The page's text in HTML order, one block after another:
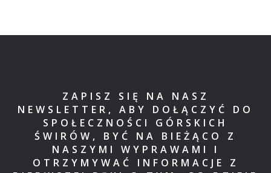
ZAPISZ SIĘ NA NASZ
NEWSLETTER, ABY DOŁĄCZYĆ DO
SPOŁECZNOŚCI GÓRSKICH
ŚWIRÓW, BYĆ NA BIEŻĄCO Z
NASZYMI WYPRAWAMI I
OTRZYMYWAĆ INFORMACJE Z